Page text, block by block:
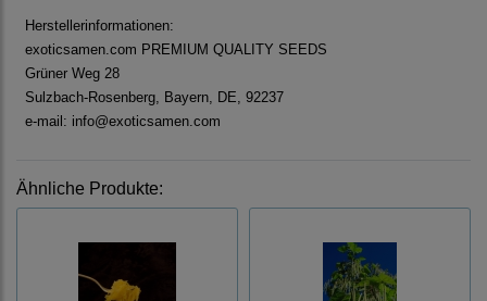
Herstellerinformationen:
exoticsamen.com PREMIUM QUALITY SEEDS
Grüner Weg 28
Sulzbach-Rosenberg, Bayern, DE, 92237
e-mail: info@exoticsamen.com
Ähnliche Produkte: